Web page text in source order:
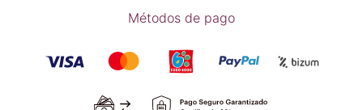
Métodos de pago